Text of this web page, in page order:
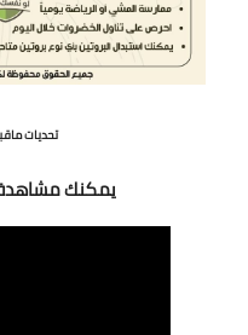
تحديات
يمكنك